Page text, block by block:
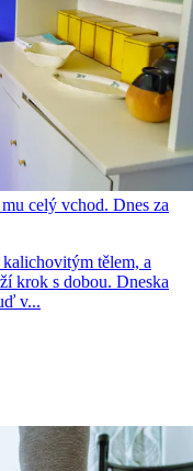
celý vchod. Dnes za
tělem, a
krok s dobou. Dneska
v...